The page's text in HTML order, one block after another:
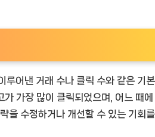
어낸 거래 수나 클릭 수와 같은 기본
가장 많이 클릭되었으며, 어느 때에
을 수정하거나 개선할 수 있는 기회